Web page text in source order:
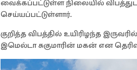
வைக்கப்பட்டுள்ள நிலையில்
செய்யப்பட்டுள்ளார்.
குறித்த விபத்தில் உயிரிழந்த
இமெல்டா சுகுமாரின் மகன் என